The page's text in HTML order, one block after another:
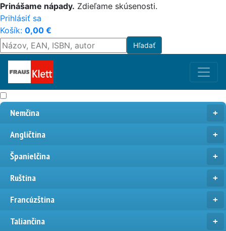
Prinášame nápady. Zdieľame skúsenosti.
Prihlásiť sa
Košík: 0,00 €
Nemčina
Angličtina
Španielčina
Ruština
Francúzština
Taliančina